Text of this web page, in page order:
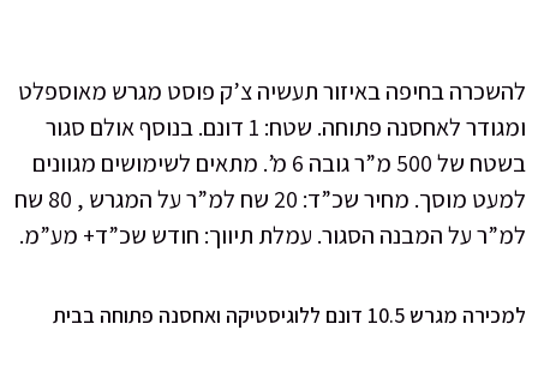
להשכרה בחיפה באיזור תעשיה צ’ק פוסט מגרש מאוספלט
ומגודר לאחסנה פתוחה. שטח: 1 דונם. בנוסף אולם סגור
בשטח של 500 מ”ר גובה 6 מ’. מתאים לשימושים מגוונים
למעט מוסך. מחיר שכ”ד: 20 שח למ”ר על המגרש , 80 שח
למ”ר על המבנה הסגור. עמלת תיווך: חודש שכ”ד+ מע”מ.
למכירה מגרש 10.5 דונם ללוגיסטיקה ואחסנה פתוחה בבית